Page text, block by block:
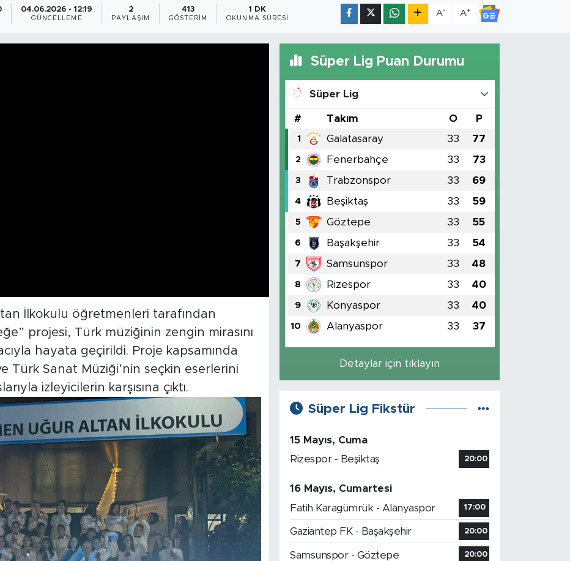
04.06.2026 - 12:19
GÜNCELLEME
2
PAYLAŞIM
413
GÖSTERIM
1 DK
OKUNMA SÜRESI
A- A+
İlkokulu öğretmenleri tarafından
projesi, Türk müziğinin zengin mirasını
hayata geçirildi. Proje kapsamında
Türk Sanat Müziği’nin seçkin eserlerini
izleyicilerin karşısına çıktı.
Süper Lig Puan Durumu
Süper Lig
# Takım O P
1 Galatasaray 33 77
2 Fenerbahçe 33 73
3 Trabzonspor 33 69
4 Beşiktaş 33 59
5 Göztepe 33 55
6 Başakşehir 33 54
7 Samsunspor 33 48
8 Rizespor 33 40
9 Konyaspor 33 40
10 Alanyaspor 33 37
Detaylar için tıklayın
Süper Lig Fikstür
15 Mayıs, Cuma
Rizespor - Beşiktaş
20:00
16 Mayıs, Cumartesi
Fatih Karagümrük - Alanyaspor
17:00
Gaziantep FK - Başakşehir 20:00
Samsunspor - Göztepe 20:00